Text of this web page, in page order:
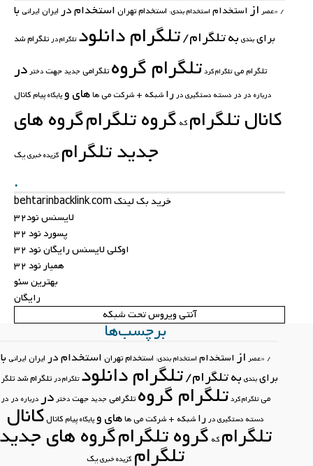
«عصرازاستخداماستخدام بندی:استخدام تهراناستخدام درایرانایرانیبا
برای بندیبهتلگرام/تلگرام دانلودتلگرام در تلگرام شد
تلگرام میتلگرام کردتلگرام گروهتلگرامیجدیدجهتدختردر
دربارهدر در دستهدستگیری در راشبکه + شرکتمیها هایو پایگاهپیامکانال
کانال تلگرامکهگروه تلگرامگروه های
جدید تلگرامگزیده خبرییک
خرید بک لینک behtarinbacklink.com
لایسنس نود32
پسورد نود 32
اوکلی لایسنس رایگان نود 32
همیار نود 32
بهترین سئو
رایگان
آنتی ویروس تحت شبکه
برچسب‌ها
«عصرازاستخداماستخدام بندی:استخدام تهراناستخدام درایرانایرانیبا
برای بندیبهتلگرام/تلگرام دانلودتلگرام درتلگرام شدتلگرام
میتلگرام کردتلگرام گروهتلگرامیجدید جهتدختردر درباره در در
دستهدستگیری در راشبکه + شرکتمیها هایو پایگاهپیامکانالکانال
تلگرامکهگروه تلگرامگروه های جدید
تلگرامگزیده خبرییک